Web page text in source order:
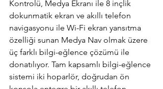
Kontrolü, Medya Ekranı ile 8 inçlik
dokunmatik ekran ve akıllı telefon
navigasyonu ile Wi-Fi ekran yansıtma
özelliği sunan Medya Nav olmak üzere
üç farklı bilgi-eğlence çözümü ile
donatılıyor. Tam kapsamlı bilgi-eğlence
sistemi iki hoparlör, doğrudan ön